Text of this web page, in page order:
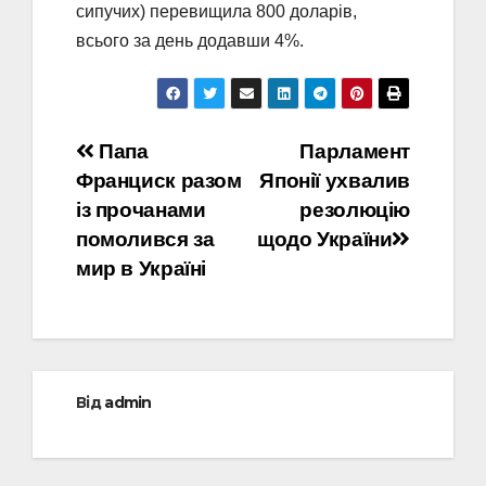
сипучих) перевищила 800 доларів,
всього за день додавши 4%.
Навігація
записів
Парламент
Японії ухвалив
резолюцію
щодо України
Папа
Франциск разом
із прочанами
помолився за
мир в Україні
Відadmin